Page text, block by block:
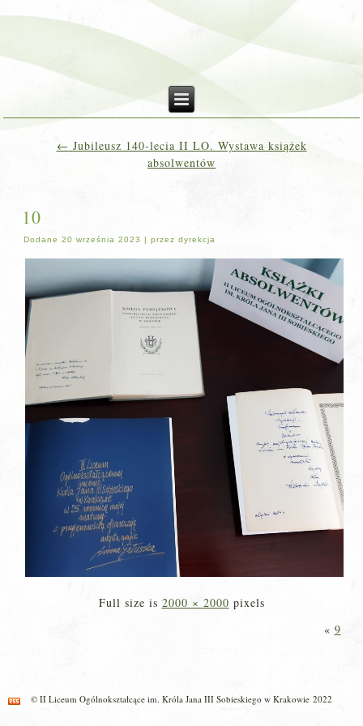
← Jubileusz 140-lecia II LO. Wystawa książek
absolwentów
10
Dodane 20 września 2023 |przez dyrekcja
Full size is 2000 × 2000 pixels
« 9
© II Liceum Ogólnokształcące im. Króla Jana III Sobieskiego w Krakowie 2022